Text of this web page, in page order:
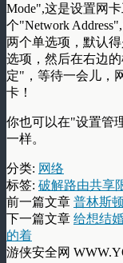
Mode",这是设置网
个"Network
两个单选项，默认
选项，然后在右边
定"，等待一会儿，
卡！
你也可以在"设置管
一样。
分类: 网络
标签: 破解路由共享
前一篇文章 普林斯
下一篇文章 给想结
的着
游侠安全网